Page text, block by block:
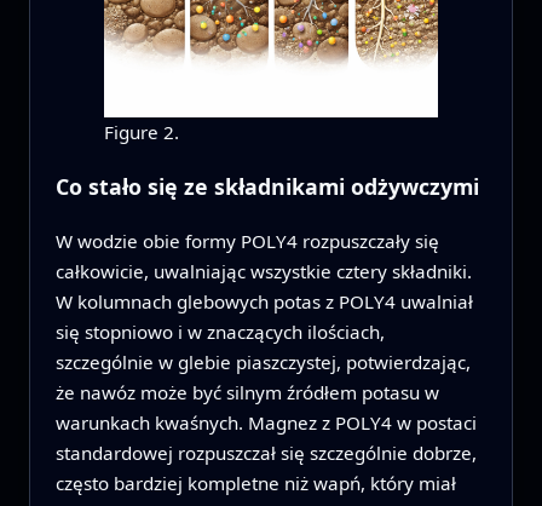
Figure 2.
Co stało się ze składnikami odżywczymi
W wodzie obie formy POLY4 rozpuszczały się
całkowicie, uwalniając wszystkie cztery składniki.
W kolumnach glebowych potas z POLY4 uwalniał
się stopniowo i w znaczących ilościach,
szczególnie w glebie piaszczystej, potwierdzając,
że nawóz może być silnym źródłem potasu w
warunkach kwaśnych. Magnez z POLY4 w postaci
standardowej rozpuszczał się szczególnie dobrze,
często bardziej kompletne niż wapń, który miał